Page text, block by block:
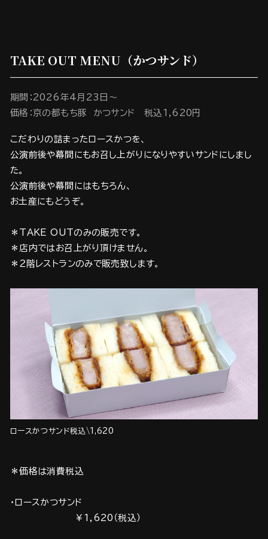
TAKE OUT MENU（かつサンド）
期間：2026年4月23日～
価格：京の都もち豚 かつサンド 税込1,620円
こだわりの詰まったロースかつを、
公演前後や幕間にもお召し上がりになりやすいサンドにしまし
た。
公演前後や幕間にはもちろん、
お土産にもどうぞ。
＊TAKE OUTのみの販売です。
＊店内ではお召上がり頂けません。
＊２階レストランのみで販売致します。
ロースかつサンド税込\1,620
＊価格は消費税込
・ロースかつサンド
￥1,620（税込）